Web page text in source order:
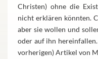
Christen) ohne die
nicht erklären könnten.
aber sie wollen und
oder auf ihn
vorherigen) Artikel von